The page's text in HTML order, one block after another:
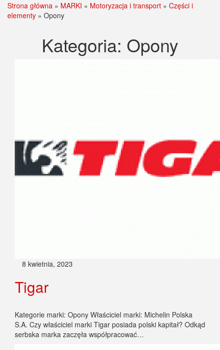
Strona główna » MARKI » Motoryzacja i transport » Części i
elementy » Opony
Kategoria: Opony
8 kwietnia, 2023
Tigar
Kategorie marki: Opony Właściciel marki: Michelin Polska
S.A. Czy właściciel marki Tigar posiada polski kapitał? Odkąd
serbska marka zaczęła współpracować…